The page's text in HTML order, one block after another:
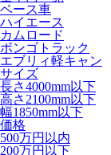
ベース車
ハイエース
カムロード
ボンゴトラック
エブリィ軽キャン
サイズ
長さ4000mm以下
高さ2100mm以下
幅1850mm以下
価格
500万円以内
200万円以下